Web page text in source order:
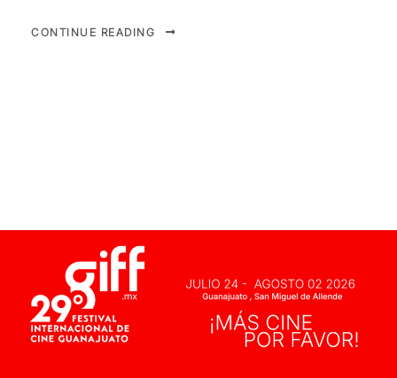
CONTINUE READING